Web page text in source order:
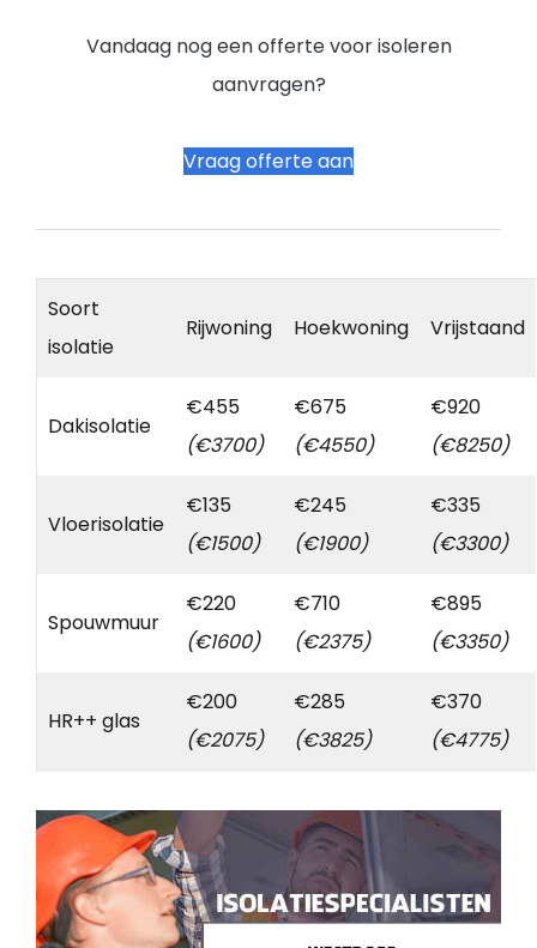
Vandaag nog een offerte voor isoleren
aanvragen?
Vraag offerte aan
Soort
isolatie
Rijwoning Hoekwoning Vrijstaand
Dakisolatie
€455
(€3700)
€675
(€4550)
€920
(€8250)
Vloerisolatie
€135
(€1500)
€245
(€1900)
€335
(€3300)
Spouwmuur
€220
(€1600)
€710
(€2375)
€895
(€3350)
HR++ glas
€200
(€2075)
€285
(€3825)
€370
(€4775)